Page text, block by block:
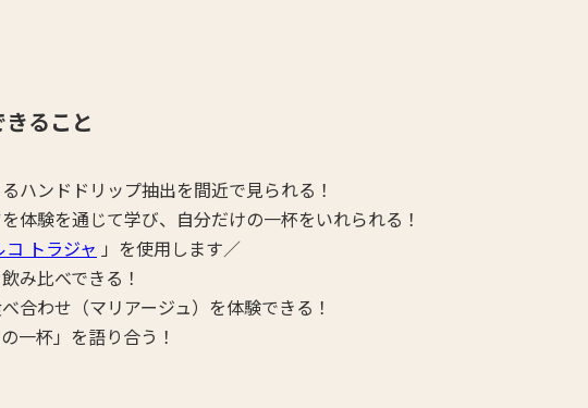
ること
ハンドドリップ抽出を間近で見られる！
体験を通じて学び、自分だけの一杯をいれられる！
コ トラジャ 」を使用します／
み比べできる！
合わせ（マリアージュ）を体験できる！
一杯」を語り合う！